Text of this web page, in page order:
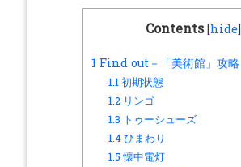
Contents [hide]
1 Find out－「美術館」攻略
1.1 初期状態
1.2 リンゴ
1.3 トゥーシューズ
1.4ひまわり
1.5懐中電灯